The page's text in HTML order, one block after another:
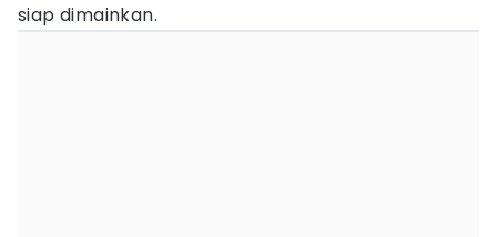
siap dimainkan.